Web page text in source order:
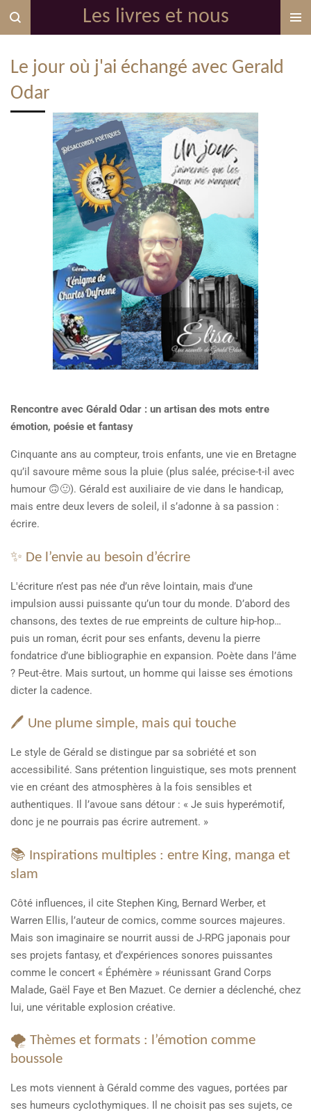
Passer
au
principal
Les livres et nous
Le jour où j'ai échangé avec Gerald
Odar
Rencontre avec Gérald Odar : un artisan des mots entre
émotion, poésie et fantasy
Cinquante ans au compteur, trois enfants, une vie en Bretagne
qu’il savoure même sous la pluie (plus salée, précise-t-il avec
humour 🙃🙂). Gérald est auxiliaire de vie dans le handicap,
mais entre deux levers de soleil, il s’adonne à sa passion :
écrire.
✨ De l’envie au besoin d’écrire
L'écriture n’est pas née d’un rêve lointain, mais d’une
impulsion aussi puissante qu’un tour du monde. D’abord des
chansons, des textes de rue empreints de culture hip-hop…
puis un roman, écrit pour ses enfants, devenu la pierre
fondatrice d’une bibliographie en expansion. Poète dans l’âme
? Peut-être. Mais surtout, un homme qui laisse ses émotions
dicter la cadence.
🖊️ Une plume simple, mais qui touche
Le style de Gérald se distingue par sa sobriété et son
accessibilité. Sans prétention linguistique, ses mots prennent
vie en créant des atmosphères à la fois sensibles et
authentiques. Il l’avoue sans détour : « Je suis hyperémotif,
donc je ne pourrais pas écrire autrement. »
📚 Inspirations multiples : entre King, manga et
slam
Côté influences, il cite Stephen King, Bernard Werber, et
Warren Ellis, l’auteur de comics, comme sources majeures.
Mais son imaginaire se nourrit aussi de J-RPG japonais pour
ses projets fantasy, et d’expériences sonores puissantes
comme le concert « Éphémère » réunissant Grand Corps
Malade, Gaël Faye et Ben Mazuet. Ce dernier a déclenché, chez
lui, une véritable explosion créative.
🌪️ Thèmes et formats : l’émotion comme
boussole
Les mots viennent à Gérald comme des vagues, portées par
ses humeurs cyclothymiques. Il ne choisit pas ses sujets, ce